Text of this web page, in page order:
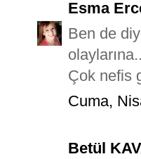
Esma
Ben de
Çok nefis
Cuma,
Betül